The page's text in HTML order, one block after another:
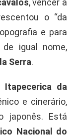
o “da
e para
igual nome,
Serra.
Itapecerica da
e cinerário,
japonês. Está
Nacional do